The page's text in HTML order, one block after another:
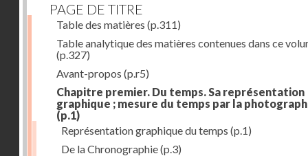
PAGE DE TITRE
Table des matières (p.311)
Table analytique des matières contenues dans ce
(p.327)
Avant-propos (p.r5)
Chapitre premier. Du temps. Sa représentation
graphique ; mesure du temps par la
(p.1)
Représentation graphique du temps (p.1)
De la Chronographie(p.3)